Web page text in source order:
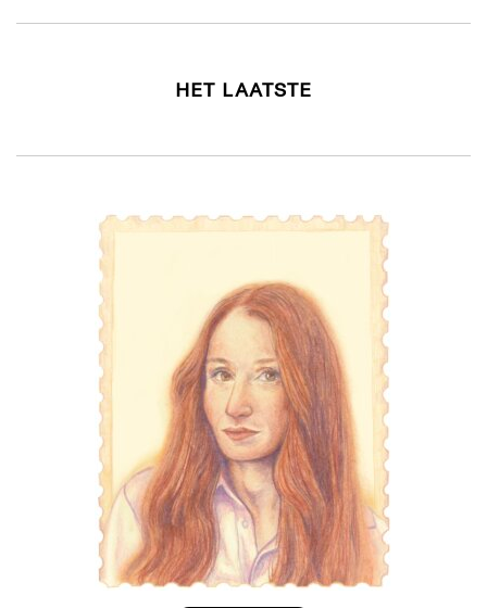
HET LAATSTE